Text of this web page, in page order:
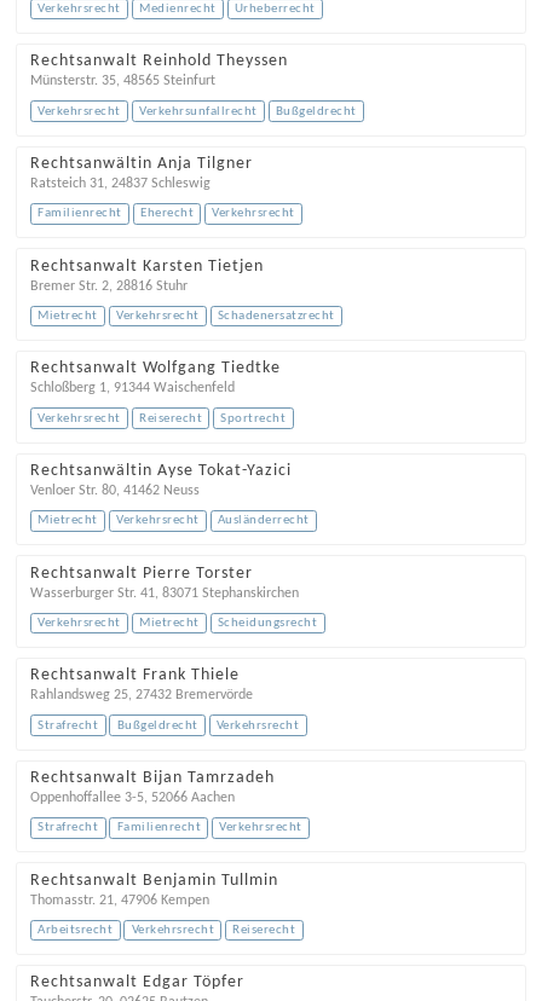
Verkehrsrecht Medienrecht Urheberrecht
Rechtsanwalt Reinhold Theyssen
Münsterstr. 35, 48565 Steinfurt
Verkehrsrecht Verkehrsunfallrecht Bußgeldrecht
Rechtsanwältin Anja Tilgner
Ratsteich 31, 24837 Schleswig
Familienrecht Eherecht Verkehrsrecht
Rechtsanwalt Karsten Tietjen
Bremer Str. 2, 28816 Stuhr
Mietrecht Verkehrsrecht Schadenersatzrecht
Rechtsanwalt Wolfgang Tiedtke
Schloßberg 1, 91344 Waischenfeld
Verkehrsrecht Reiserecht Sportrecht
Rechtsanwältin Ayse Tokat-Yazici
Venloer Str. 80, 41462 Neuss
Mietrecht Verkehrsrecht Ausländerrecht
Rechtsanwalt Pierre Torster
Wasserburger Str. 41, 83071 Stephanskirchen
Verkehrsrecht Mietrecht Scheidungsrecht
Rechtsanwalt Frank Thiele
Rahlandsweg 25, 27432 Bremervörde
Strafrecht Bußgeldrecht Verkehrsrecht
Rechtsanwalt Bijan Tamrzadeh
Oppenhoffallee 3-5, 52066 Aachen
Strafrecht Familienrecht Verkehrsrecht
Rechtsanwalt Benjamin Tullmin
Thomasstr. 21, 47906 Kempen
Arbeitsrecht Verkehrsrecht Reiserecht
Rechtsanwalt Edgar Töpfer